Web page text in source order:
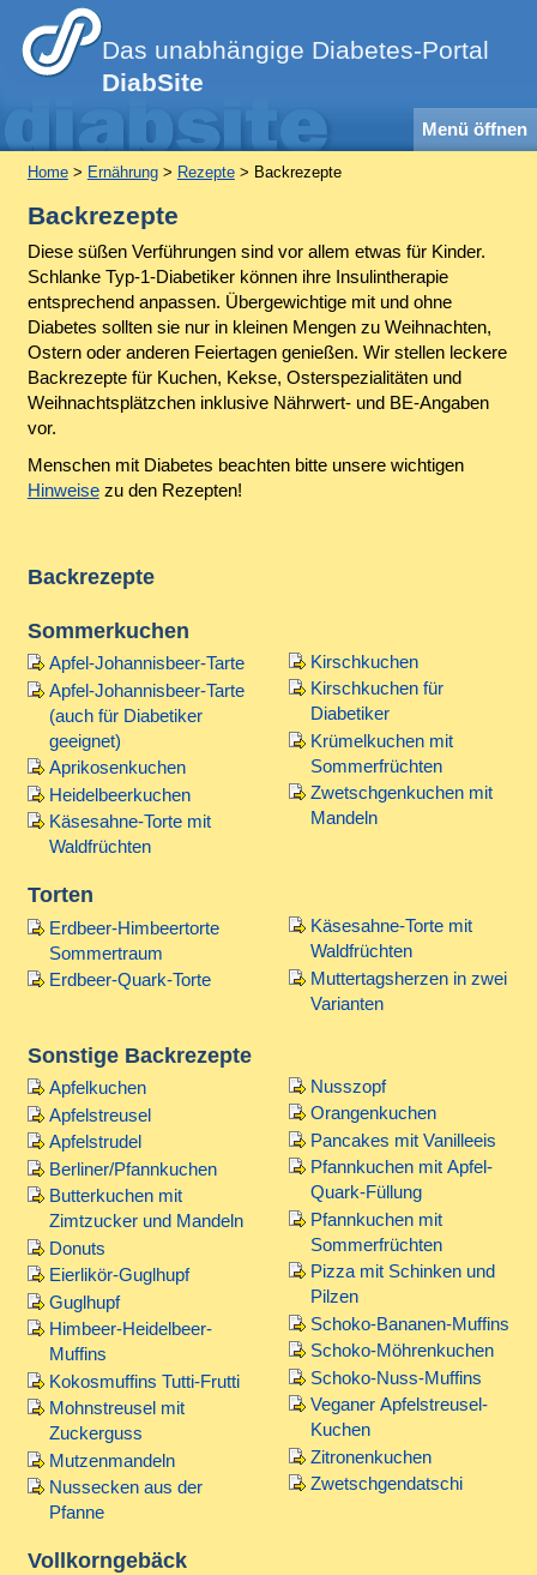
Das unabhängige Diabetes-Portal
DiabSite
Menü öffnen
Home> Ernährung> Rezepte> Backrezepte
Backrezepte
Diese süßen Verführungen sind vor allem etwas für Kinder.
Schlanke Typ-1-Diabetiker können ihre Insulintherapie
entsprechend anpassen. Übergewichtige mit und ohne
Diabetes sollten sie nur in kleinen Mengen zu Weihnachten,
Ostern oder anderen Feiertagen genießen. Wir stellen leckere
Backrezepte für Kuchen, Kekse, Osterspezialitäten und
Weihnachtsplätzchen inklusive Nährwert- und BE-Angaben
vor.
Menschen mit Diabetes beachten bitte unsere wichtigen
Hinweisezu den Rezepten!
Backrezepte
Sommerkuchen
Apfel-Johannisbeer-Tarte
Apfel-Johannisbeer-Tarte
(auch für Diabetiker
geeignet)
Aprikosenkuchen
Heidelbeerkuchen
Käsesahne-Torte mit
Waldfrüchten
Kirschkuchen
Kirschkuchen für
Diabetiker
Krümelkuchen mit
Sommerfrüchten
Zwetschgenkuchen mit
Mandeln
Torten
Erdbeer-Himbeertorte
Sommertraum
Erdbeer-Quark-Torte
Käsesahne-Torte mit
Waldfrüchten
Muttertagsherzen in zwei
Varianten
Sonstige Backrezepte
Apfelkuchen
Apfelstreusel
Apfelstrudel
Berliner/Pfannkuchen
Butterkuchen mit
Zimtzucker und Mandeln
Donuts
Eierlikör-Guglhupf
Guglhupf
Himbeer-Heidelbeer-
Muffins
Kokosmuffins Tutti-Frutti
Mohnstreusel mit
Zuckerguss
Mutzenmandeln
Nussecken aus der
Pfanne
Nusszopf
Orangenkuchen
Pancakes mit Vanilleeis
Pfannkuchen mit Apfel-
Quark-Füllung
Pfannkuchen mit
Sommerfrüchten
Pizza mit Schinken und
Pilzen
Schoko-Bananen-Muffins
Schoko-Möhrenkuchen
Schoko-Nuss-Muffins
Veganer Apfelstreusel-
Kuchen
Zitronenkuchen
Zwetschgendatschi
Vollkorngebäck